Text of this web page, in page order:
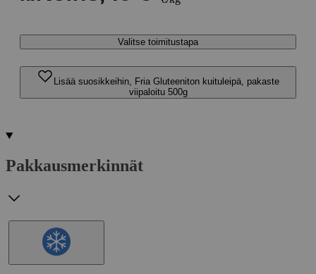
Valitse toimitustapa
Lisää suosikkeihin, Fria Gluteeniton kuituleipä, pakaste
viipaloitu 500g
Pakkausmerkinnät